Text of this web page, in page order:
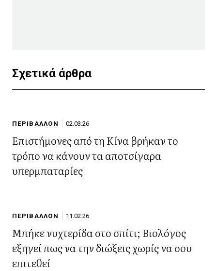
Σχετικά άρθρα
ΠΕΡΙΒΑΛΛΟΝ 02.03.26
Επιστήμονες από τη Κίνα βρήκαν το
τρόπο να κάνουν τα αποτσίγαρα
υπερμπαταρίες
ΠΕΡΙΒΑΛΛΟΝ 11.02.26
Μπήκε νυχτερίδα στο σπίτι; Βιολόγος
εξηγεί πως να την διώξεις χωρίς να σου
επιτεθεί